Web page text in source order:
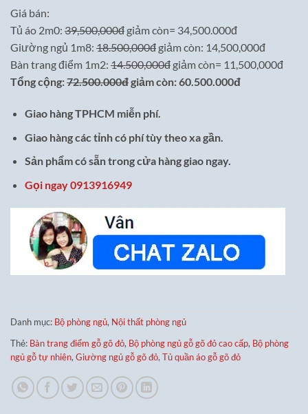
Giá bán:
Tủ áo 2m0: 39,500,000đ giảm còn= 34,500.000đ
Giường ngủ 1m8: 18.500,000đ giảm còn: 14,500,000đ
Bàn trang điểm 1m2: 14.500,000đ giảm còn= 11,500,000đ
Tổng cộng:72.500.000đgiảm còn: 60.500.000đ
Giao hàng TPHCM miễn phí.
Giao hàng các tỉnh có phí tùy theo xa gần.
Sản phẩm có sẵn trong cửa hàng giao ngay.
Gọi ngay 0913916949
Danh mục: Bộ phòng ngủ, Nội thất phòng ngủ
Thẻ: Bàn trang điểm gỗ gõ đỏ, Bộ phòng ngủ gỗ gõ đỏ cao cấp, Bộ phòng
ngủ gỗ tự nhiên, Giường ngủ gỗ gõ đỏ, Tủ quần áo gỗ gõ đỏ